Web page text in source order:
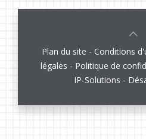
Plan du site - Conditions
légales - Politique de
IP-Solutions -